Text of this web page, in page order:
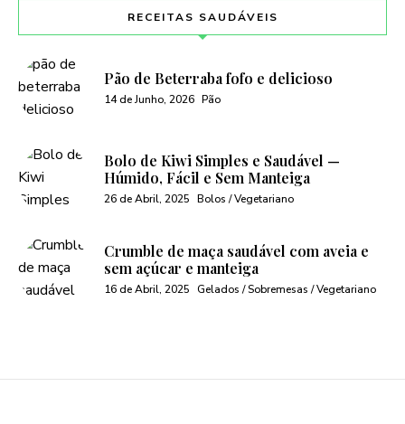
RECEITAS SAUDÁVEIS
Pão de Beterraba fofo e delicioso
14 de Junho, 2026 Pão
Bolo de Kiwi Simples e Saudável —
Húmido, Fácil e Sem Manteiga
26 de Abril, 2025 Bolos / Vegetariano
Crumble de maça saudável com aveia e
sem açúcar e manteiga
16 de Abril, 2025 Gelados / Sobremesas / Vegetariano